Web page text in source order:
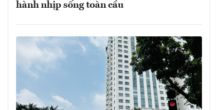
hành nhịp sống toàn cầu